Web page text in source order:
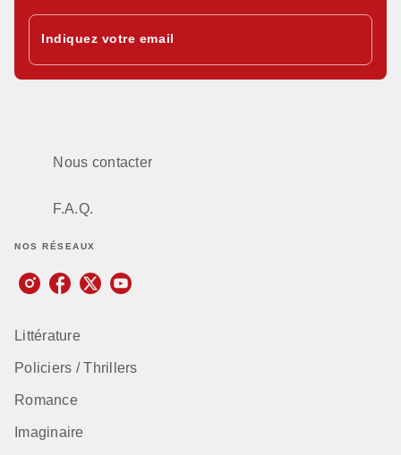
Indiquez votre email
Nous contacter
F.A.Q.
NOS RÉSEAUX
Littérature
Policiers / Thrillers
Romance
Imaginaire